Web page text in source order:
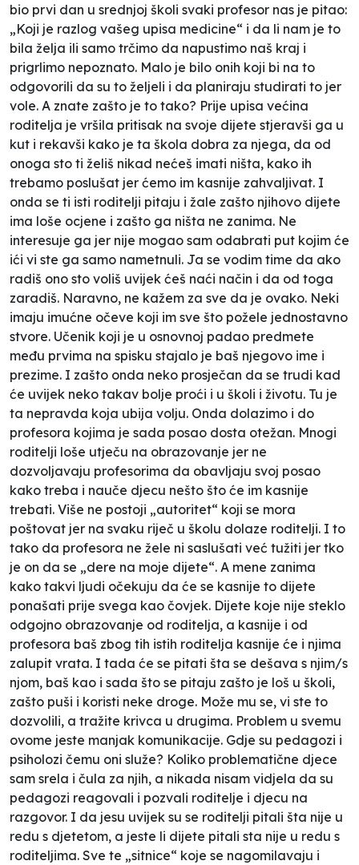
bio prvi dan u srednjoj školi svaki profesor nas je pitao:
„Koji je razlog vašeg upisa medicine“ i da li nam je to
bila želja ili samo trčimo da napustimo naš kraj i
prigrlimo nepoznato. Malo je bilo onih koji bi na to
odgovorili da su to željeli i da planiraju studirati to jer
vole. A znate zašto je to tako? Prije upisa većina
roditelja je vršila pritisak na svoje dijete stjeravši ga u
kut i rekavši kako je ta škola dobra za njega, da od
onoga sto ti želiš nikad nećeš imati ništa, kako ih
trebamo poslušat jer ćemo im kasnije zahvaljivat. I
onda se ti isti roditelji pitaju i žale zašto njihovo dijete
ima loše ocjene i zašto ga ništa ne zanima. Ne
interesuje ga jer nije mogao sam odabrati put kojim će
ići vi ste ga samo nametnuli. Ja se vodim time da ako
radiš ono sto voliš uvijek ćeš naći način i da od toga
zaradiš. Naravno, ne kažem za sve da je ovako. Neki
imaju imućne očeve koji im sve što požele jednostavno
stvore. Učenik koji je u osnovnoj padao predmete
među prvima na spisku stajalo je baš njegovo ime i
prezime. I zašto onda neko prosječan da se trudi kad
će uvijek neko takav bolje proći i u školi i životu. Tu je
ta nepravda koja ubija volju. Onda dolazimo i do
profesora kojima je sada posao dosta otežan. Mnogi
roditelji loše utječu na obrazovanje jer ne
dozvoljavaju profesorima da obavljaju svoj posao
kako treba i nauče djecu nešto što će im kasnije
trebati. Više ne postoji „autoritet“ koji se mora
poštovat jer na svaku riječ u školu dolaze roditelji. I to
tako da profesora ne žele ni saslušati već tužiti jer tko
je on da se „dere na moje dijete“. A mene zanima
kako takvi ljudi očekuju da će se kasnije to dijete
ponašati prije svega kao čovjek. Dijete koje nije steklo
odgojno obrazovanje od roditelja, a kasnije i od
profesora baš zbog tih istih roditelja kasnije će i njima
zalupit vrata. I tada će se pitati šta se dešava s njim/s
njom, baš kao i sada što se pitaju zašto je loš u školi,
zašto puši i koristi neke droge. Može mu se, vi ste to
dozvolili, a tražite krivca u drugima. Problem u svemu
ovome jeste manjak komunikacije. Gdje su pedagozi i
psiholozi čemu oni služe? Koliko problematične djece
sam srela i čula za njih, a nikada nisam vidjela da su
pedagozi reagovali i pozvali roditelje i djecu na
razgovor. I da jesu uvijek su se roditelji pitali šta nije u
redu s djetetom, a jeste li dijete pitali sta nije u redu s
roditeljima. Sve te „sitnice“ koje se nagomilavaju i